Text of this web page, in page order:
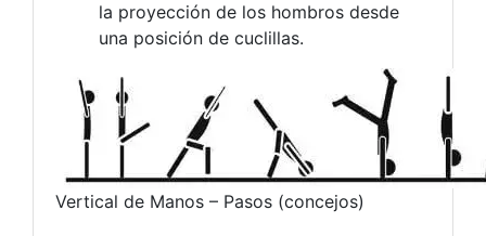
la proyección de los hombros desde
una posición de cuclillas.
Vertical de Manos – Pasos (concejos)